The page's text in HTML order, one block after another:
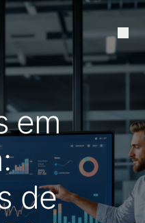
em
de